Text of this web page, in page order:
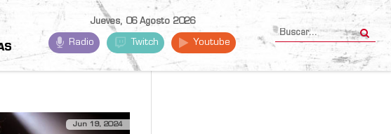
Jueves, 06 Agosto 2026
Radio Twitch Youtube
Jun 19, 2024